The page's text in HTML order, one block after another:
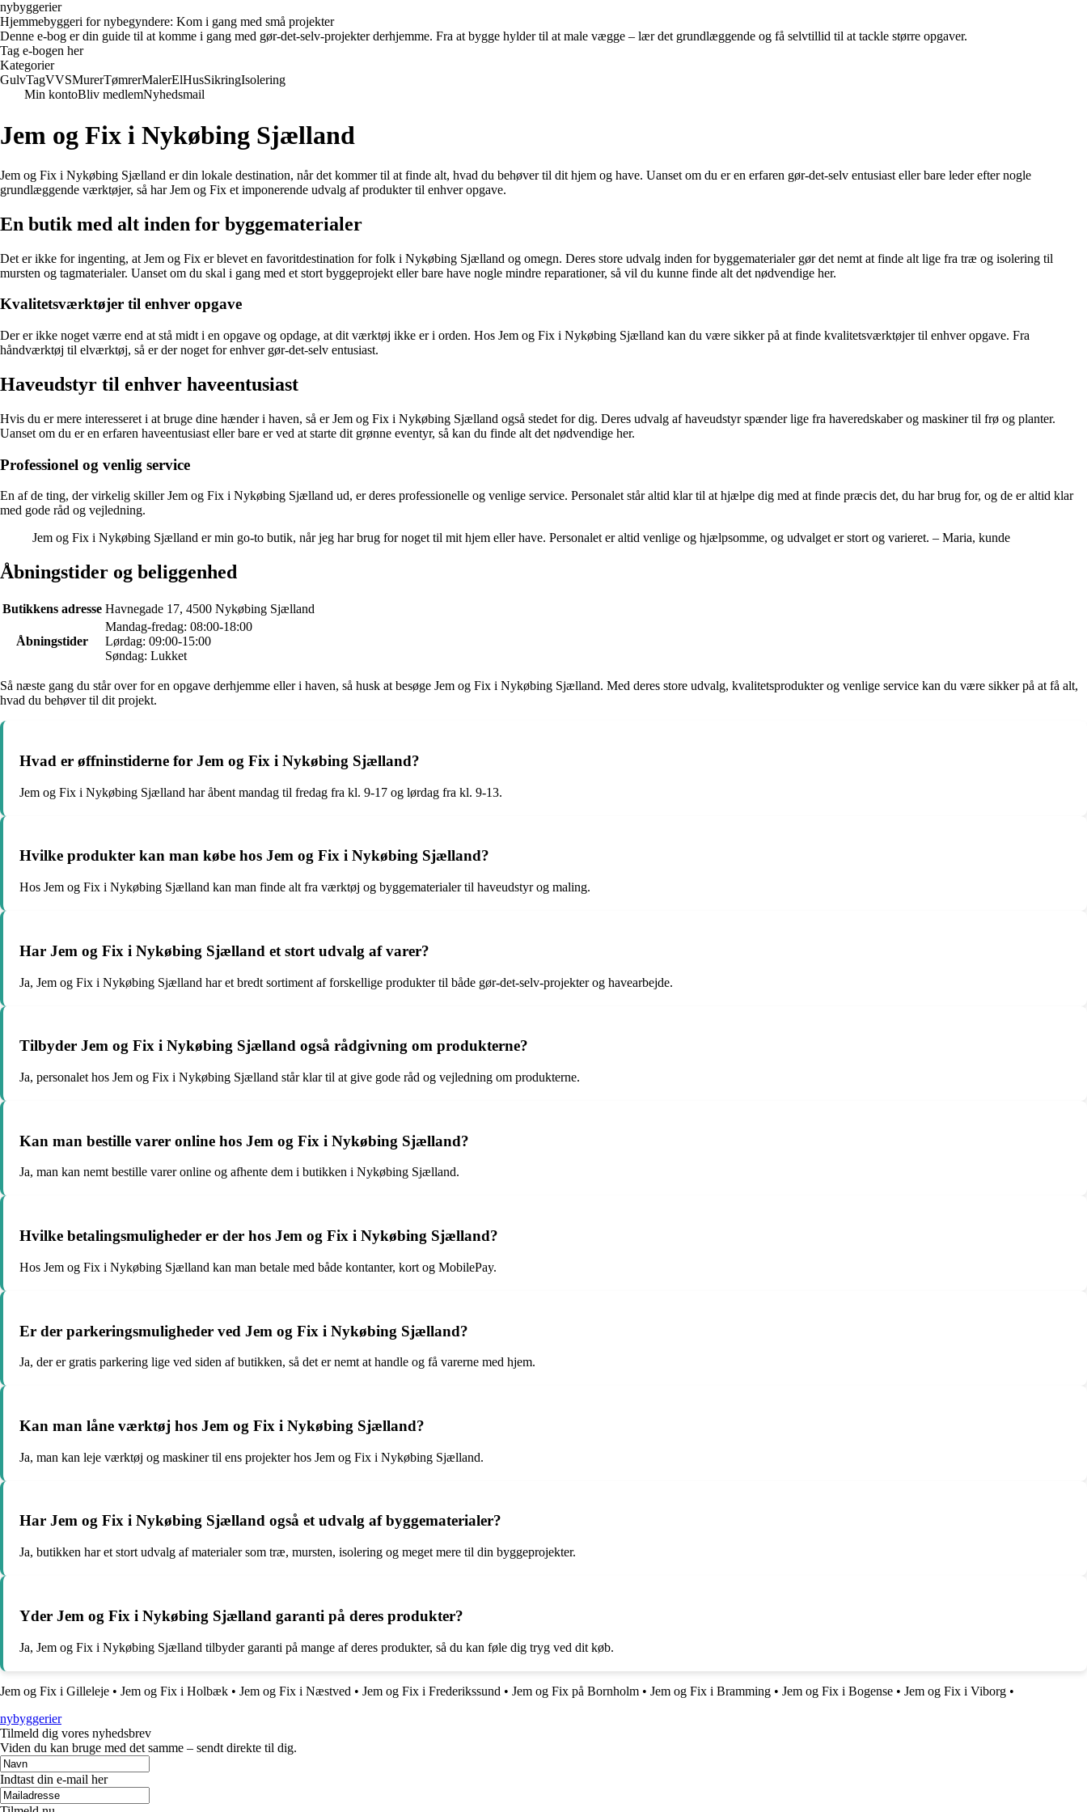
nybyggerier
Hjemmebyggeri for nybegyndere: Kom i gang med små projekter
Denne e-bog er din guide til at komme i gang med gør-det-selv-projekter derhjemme. Fra at bygge hylder til at male vægge – lær det grundlæggende og få selvtillid til at tackle større opgaver.
Tag e-bogen her
Kategorier
GulvTagVVSMurerTømrerMalerElHusSikringIsolering
Min kontoBliv medlemNyhedsmail
Jem og Fix i Nykøbing Sjælland
Jem og Fix i Nykøbing Sjælland er din lokale destination, når det kommer til at finde alt, hvad du behøver til dit hjem og have. Uanset om du er en erfaren gør-det-selv entusiast eller bare leder efter nogle
grundlæggende værktøjer, så har Jem og Fix et imponerende udvalg af produkter til enhver opgave.
En butik med alt inden for byggematerialer
Det er ikke for ingenting, at Jem og Fix er blevet en favoritdestination for folk i Nykøbing Sjælland og omegn. Deres store udvalg inden for byggematerialer gør det nemt at finde alt lige fra træ og isolering til
mursten og tagmaterialer. Uanset om du skal i gang med et stort byggeprojekt eller bare have nogle mindre reparationer, så vil du kunne finde alt det nødvendige her.
Kvalitetsværktøjer til enhver opgave
Der er ikke noget værre end at stå midt i en opgave og opdage, at dit værktøj ikke er i orden. Hos Jem og Fix i Nykøbing Sjælland kan du være sikker på at finde kvalitetsværktøjer til enhver opgave. Fra
håndværktøj til elværktøj, så er der noget for enhver gør-det-selv entusiast.
Haveudstyr til enhver haveentusiast
Hvis du er mere interesseret i at bruge dine hænder i haven, så er Jem og Fix i Nykøbing Sjælland også stedet for dig. Deres udvalg af haveudstyr spænder lige fra haveredskaber og maskiner til frø og planter.
Uanset om du er en erfaren haveentusiast eller bare er ved at starte dit grønne eventyr, så kan du finde alt det nødvendige her.
Professionel og venlig service
En af de ting, der virkelig skiller Jem og Fix i Nykøbing Sjælland ud, er deres professionelle og venlige service. Personalet står altid klar til at hjælpe dig med at finde præcis det, du har brug for, og de er altid klar
med gode råd og vejledning.
Jem og Fix i Nykøbing Sjælland er min go-to butik, når jeg har brug for noget til mit hjem eller have. Personalet er altid venlige og hjælpsomme, og udvalget er stort og varieret. – Maria, kunde
Åbningstider og beliggenhed
Butikkens adresse Havnegade 17, 4500 Nykøbing Sjælland
Åbningstider
Mandag-fredag: 08:00-18:00
Lørdag: 09:00-15:00
Søndag: Lukket
Så næste gang du står over for en opgave derhjemme eller i haven, så husk at besøge Jem og Fix i Nykøbing Sjælland. Med deres store udvalg, kvalitetsprodukter og venlige service kan du være sikker på at få alt,
hvad du behøver til dit projekt.
Hvad er øffninstiderne for Jem og Fix i Nykøbing Sjælland?
Jem og Fix i Nykøbing Sjælland har åbent mandag til fredag fra kl. 9-17 og lørdag fra kl. 9-13.
Hvilke produkter kan man købe hos Jem og Fix i Nykøbing Sjælland?
Hos Jem og Fix i Nykøbing Sjælland kan man finde alt fra værktøj og byggematerialer til haveudstyr og maling.
Har Jem og Fix i Nykøbing Sjælland et stort udvalg af varer?
Ja, Jem og Fix i Nykøbing Sjælland har et bredt sortiment af forskellige produkter til både gør-det-selv-projekter og havearbejde.
Tilbyder Jem og Fix i Nykøbing Sjælland også rådgivning om produkterne?
Ja, personalet hos Jem og Fix i Nykøbing Sjælland står klar til at give gode råd og vejledning om produkterne.
Kan man bestille varer online hos Jem og Fix i Nykøbing Sjælland?
Ja, man kan nemt bestille varer online og afhente dem i butikken i Nykøbing Sjælland.
Hvilke betalingsmuligheder er der hos Jem og Fix i Nykøbing Sjælland?
Hos Jem og Fix i Nykøbing Sjælland kan man betale med både kontanter, kort og MobilePay.
Er der parkeringsmuligheder ved Jem og Fix i Nykøbing Sjælland?
Ja, der er gratis parkering lige ved siden af butikken, så det er nemt at handle og få varerne med hjem.
Kan man låne værktøj hos Jem og Fix i Nykøbing Sjælland?
Ja, man kan leje værktøj og maskiner til ens projekter hos Jem og Fix i Nykøbing Sjælland.
Har Jem og Fix i Nykøbing Sjælland også et udvalg af byggematerialer?
Ja, butikken har et stort udvalg af materialer som træ, mursten, isolering og meget mere til din byggeprojekter.
Yder Jem og Fix i Nykøbing Sjælland garanti på deres produkter?
Ja, Jem og Fix i Nykøbing Sjælland tilbyder garanti på mange af deres produkter, så du kan føle dig tryg ved dit køb.
Jem og Fix i Gilleleje • Jem og Fix i Holbæk • Jem og Fix i Næstved • Jem og Fix i Frederikssund • Jem og Fix på Bornholm • Jem og Fix i Bramming • Jem og Fix i Bogense • Jem og Fix i Viborg •
nybyggerier
Tilmeld dig vores nyhedsbrev
Viden du kan bruge med det samme – sendt direkte til dig.
Indtast din e-mail her